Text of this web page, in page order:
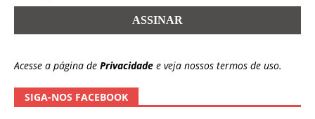
Acesse a página de Privacidade e veja nossos termos de uso.
SIGA-NOS FACEBOOK